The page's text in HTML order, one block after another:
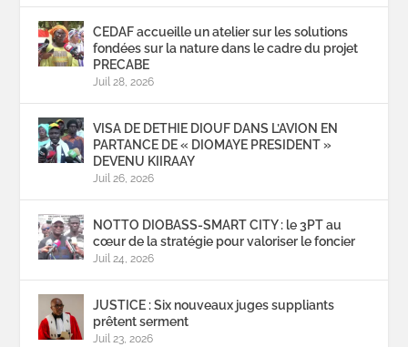
CEDAF accueille un atelier sur les solutions
fondées sur la nature dans le cadre du projet
PRECABE
Juil 28, 2026
VISA DE DETHIE DIOUF DANS L’AVION EN
PARTANCE DE « DIOMAYE PRESIDENT »
DEVENU KIIRAAY
Juil 26, 2026
NOTTO DIOBASS-SMART CITY : le 3PT au
cœur de la stratégie pour valoriser le foncier
Juil 24, 2026
JUSTICE : Six nouveaux juges suppliants
prêtent serment
Juil 23, 2026